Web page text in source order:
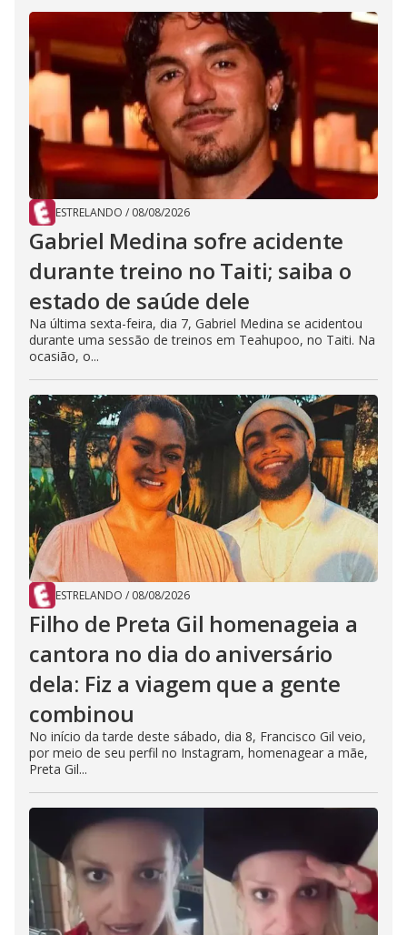
ESTRELANDO / 08/08/2026
Gabriel Medina sofre acidente
durante treino no Taiti; saiba o
estado de saúde dele
Na última sexta-feira, dia 7, Gabriel Medina se acidentou
durante uma sessão de treinos em Teahupoo, no Taiti. Na
ocasião, o...
ESTRELANDO / 08/08/2026
Filho de Preta Gil homenageia a
cantora no dia do aniversário
dela: Fiz a viagem que a gente
combinou
No início da tarde deste sábado, dia 8, Francisco Gil veio,
por meio de seu perfil no Instagram, homenagear a mãe,
Preta Gil...